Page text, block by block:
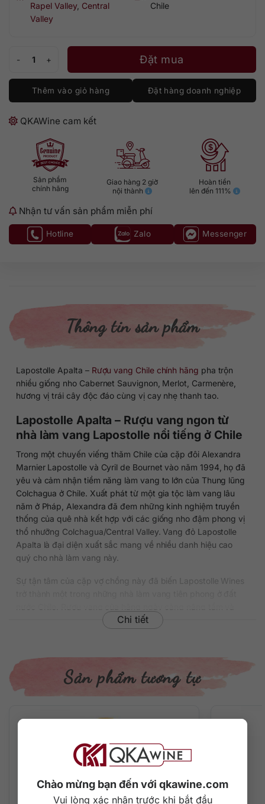
Chào mừng bạn đến với qkawine.com
Vui lòng xác nhận trước khi bắt đầu
Rapel Valley, Central
Valley
Chile
Đặt mua
Thêm vào giỏ hàng Đặt hàng doanh nghiệp
QKAWine cam kết
Sản phẩm
chính hãng
Giao hàng 2 giờ
nội thành
Hoàn tiền
lên đến 111%
Nhận tư vấn sản phẩm miễn phí
Hotline Zalo Messenger
Thông tin sản phẩm
Lapostolle Apalta – Rượu vang Chile chính hãng pha trộn
nhiều giống nho Cabernet Sauvignon, Merlot, Carmenère,
hương vị trái cây độc đáo cùng vị cay nhẹ thanh tao.
Lapostolle Apalta – Rượu vang ngon từ
nhà làm vang Lapostolle nổi tiếng ở Chile
Trong một chuyến viếng thăm Chile của cặp đôi Alexandra
Marnier Lapostolle và Cyril de Bournet vào năm 1994, họ đã
yêu và cảm nhận tiềm năng làm vang to lớn của Thung lũng
Colchagua ở Chile. Xuất phát từ một gia tộc làm vang lâu
năm ở Pháp, Alexandra đã đem những kinh nghiệm truyền
thống của quê nhà kết hợp với các giống nho đậm phong vị
thổ nhưỡng Colchagua/Central Valley. Vang đỏ Lapostolle
Apalta là đại diện xuất sắc mang về nhiều danh hiệu cao
quý cho nhà làm vang này.
Sự tận tâm của cặp vợ chồng này đã biến Lapostolle Wines
không ngừng vươn đến những vùng đất mới trên khắp thế
cũng nhận về rất nhiều giải thưởng danh giá cho những niên
vụ vang chất lượng hàng đầu.
Hiện nay công ty đang sở hữu 370 ha nho ở nhiều thung
năm và được tiêu thụ ở hơn 60 quốc gia.
Thông tin chi tiết rượu vang Lapostolle
Xuất xứ: Chile
Thương hiệu: Lapostolle
Chi tiết
Sản phẩm tương tự